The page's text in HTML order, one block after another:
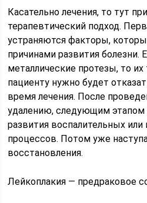
Касательно лечения, то тут
терапевтический подход.
устраняются факторы,
причинами развития болезни.
металлические протезы, то
пациенту нужно будет
время лечения. После
удалению, следующим этапом
развития воспалительных
процессов. Потом уже
восстановления.
Лейкоплакия — предраковое